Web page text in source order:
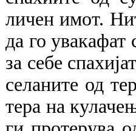
личен имот.
да го увакафат
за себе
селаните од
тера на